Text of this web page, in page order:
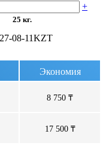
+
25 кг.
08-11KZT
Экономия
8 750 ₸
17 500 ₸